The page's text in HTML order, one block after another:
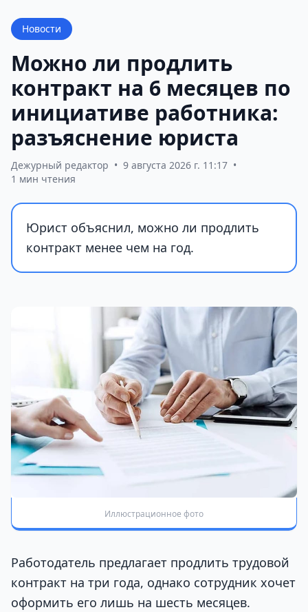
Новости
Можно ли продлить
контракт на 6 месяцев по
инициативе работника:
разъяснение юриста
Дежурный редактор • 9 августа 2026 г. 11:17 •
1 мин чтения
Юрист объяснил, можно ли продлить
контракт менее чем на год.
Иллюстрационное фото
Работодатель предлагает продлить трудовой
контракт на три года, однако сотрудник хочет
оформить его лишь на шесть месяцев.